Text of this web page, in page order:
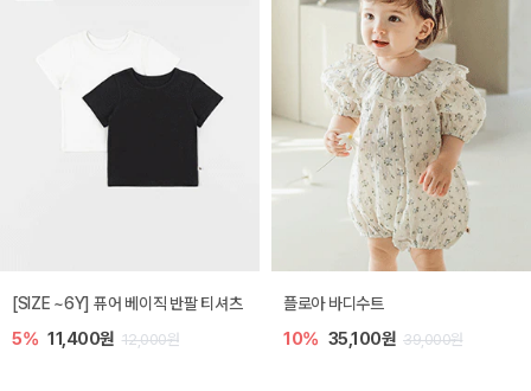
[SIZE ~6Y] 퓨어 베이직 반팔 티셔츠
5% 11,400원 12,000원
플로아 바디수트
10% 35,100원 39,000원